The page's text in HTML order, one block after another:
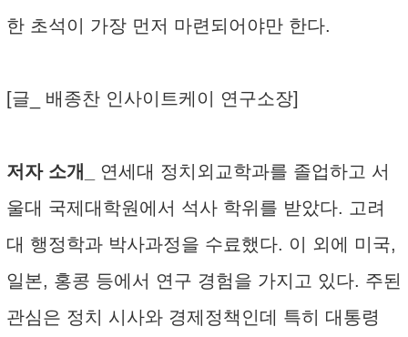
한 초석이 가장 먼저 마련되어야만 한다.
[글_ 배종찬 인사이트케이 연구소장]
저자 소개_
연세대 정치외교학과를 졸업하고 서
울대 국제대학원에서 석사 학위를 받았다. 고려
대 행정학과 박사과정을 수료했다. 이 외에 미국,
일본, 홍콩 등에서 연구 경험을 가지고 있다. 주된
관심은 정치 시사와 경제정책인데 특히 대통령